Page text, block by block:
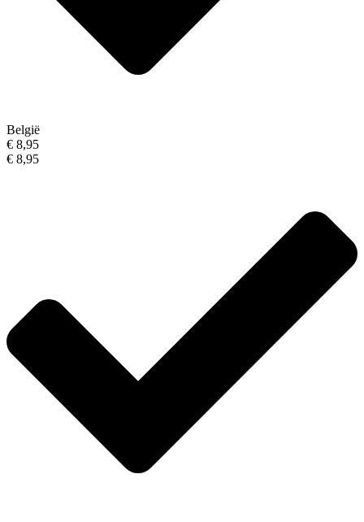
België
€ 8,95
€ 8,95